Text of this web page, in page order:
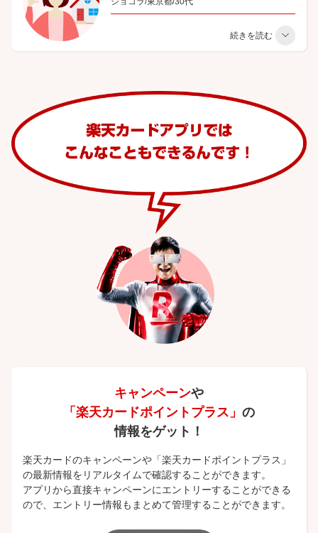
キャンペーンや
「楽天カードポイントプラス」 の
情報をゲット！
楽天カードのキャンペーンや「楽天カードポイントプラス」
の最新情報をリアルタイムで確認することができます。
アプリから直接キャンペーンにエントリーすることができる
ので、エントリー情報もまとめて管理することができます。